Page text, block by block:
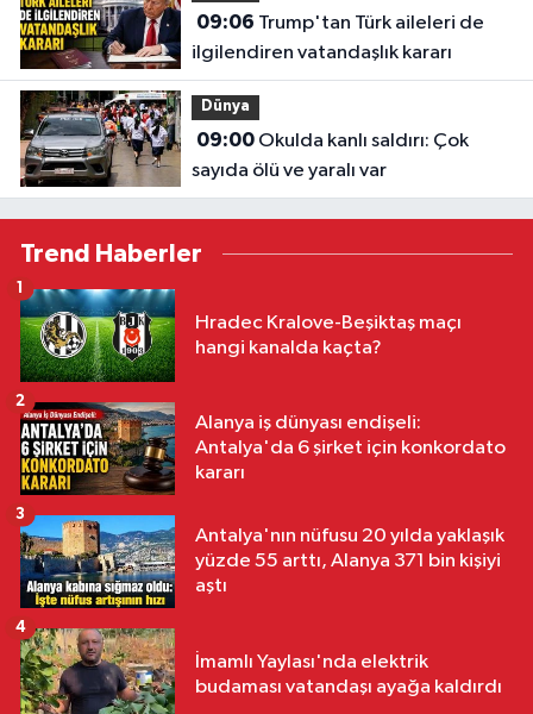
09:06
ilgilendiren vatandaşlık kararı
Dünya
09:00Okulda kanlı saldırı: Çok
sayıda ölü ve yaralı var
Trend Haberler
Hradec Kralove-Beşiktaş maçı
hangi kanalda kaçta?
1
Alanya iş dünyası endişeli:
Antalya'da 6 şirket için konkordato
kararı
2
Antalya'nın nüfusu 20 yılda yaklaşık
yüzde 55 arttı, Alanya 371 bin kişiyi
aştı
3
İmamlı Yaylası'nda elektrik
budaması vatandaşı ayağa kaldırdı
4